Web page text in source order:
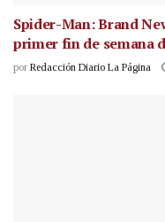
Spider-Man: Brand
primer fin de semana
por Redacción Diario La Página